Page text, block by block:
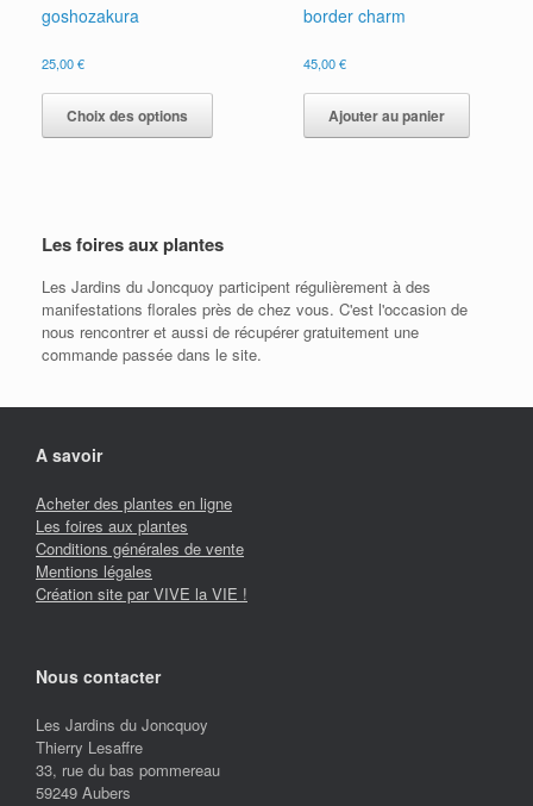
goshozakura
25,00€
Choix des options
Ce
a
peuvent
choisies
sur
la
page
produit
border charm
45,00€
Ajouter au panier
Les foires aux plantes
Les Jardins du Joncquoy participent régulièrement à des
manifestations florales près de chez vous. C'est l'occasion de
nous rencontrer et aussi de récupérer gratuitement une
commande passée dans le site.
A savoir
Acheter des plantes en ligne
Les foires aux plantes
Conditions générales de vente
Mentions légales
Création site par VIVE la VIE !
Nous contacter
Les Jardins du Joncquoy
Thierry Lesaffre
33, rue du bas pommereau
59249 Aubers